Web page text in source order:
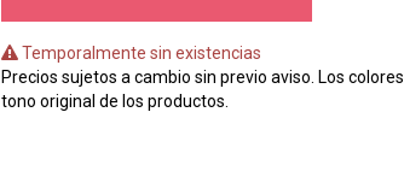
Temporalmente sin existencias
Precios sujetos a cambio sin previo aviso. Los
tono original de los productos.